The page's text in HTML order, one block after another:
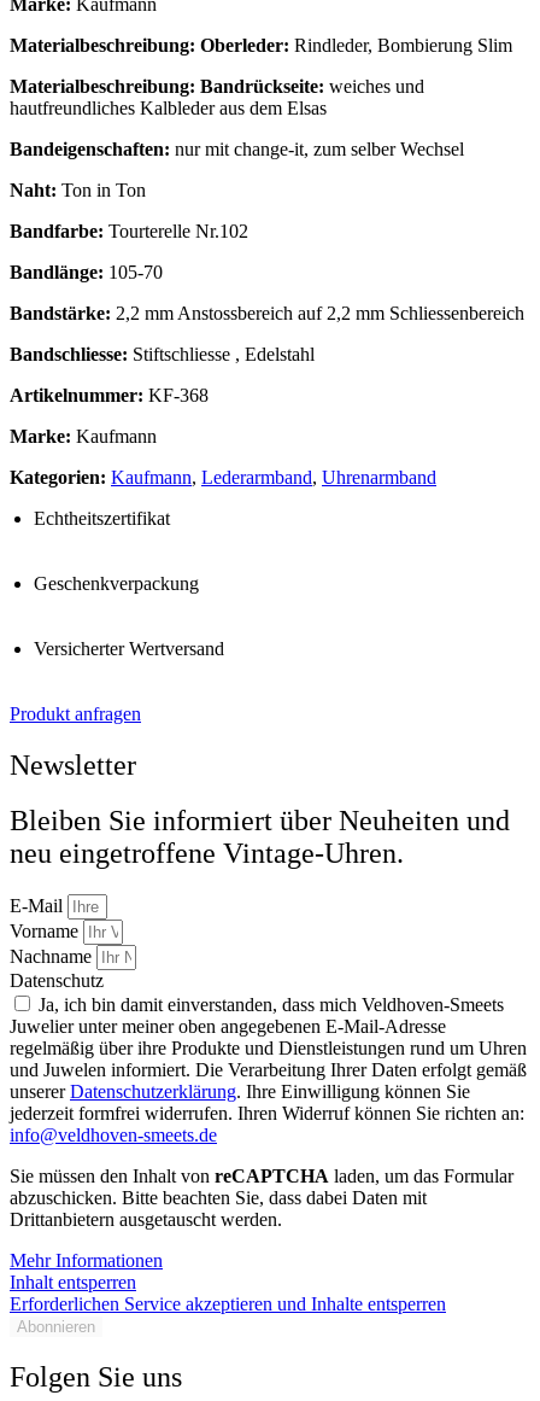
Materialbeschreibung: Oberleder: Rindleder, Bombierung Slim
Materialbeschreibung: Bandrückseite: weiches und
hautfreundliches Kalbleder aus dem Elsas
Bandeigenschaften: nur mit change-it, zum selber Wechsel
Naht: Ton in Ton
Bandfarbe: Tourterelle Nr.102
Bandlänge: 105-70
Bandstärke: 2,2 mm Anstossbereich auf 2,2 mm Schliessenbereich
Bandschliesse: Stiftschliesse , Edelstahl
Artikelnummer: KF-368
Marke: Kaufmann
Kategorien: Kaufmann, Lederarmband, Uhrenarmband
Echtheitszertifikat
Geschenkverpackung
Versicherter Wertversand
Produkt anfragen
Newsletter
Bleiben Sie informiert über Neuheiten und
neu eingetroffene Vintage-Uhren.
E-Mail
Vorname
Nachname
Datenschutz
Ja, ich bin damit einverstanden, dass mich Veldhoven-Smeets
Juwelier unter meiner oben angegebenen E-Mail-Adresse
regelmäßig über ihre Produkte und Dienstleistungen rund um Uhren
und Juwelen informiert. Die Verarbeitung Ihrer Daten erfolgt gemäß
unsererDatenschutzerklärung. Ihre Einwilligung können Sie
jederzeit formfrei widerrufen. Ihren Widerruf können Sie richten an:
info@veldhoven-smeets.de
Sie müssen den Inhalt von reCAPTCHA laden, um das Formular
abzuschicken. Bitte beachten Sie, dass dabei Daten mit
Drittanbietern ausgetauscht werden.
Mehr Informationen
Inhalt entsperren
Erforderlichen Service akzeptieren und Inhalte entsperren
Abonnieren
Folgen Sie uns